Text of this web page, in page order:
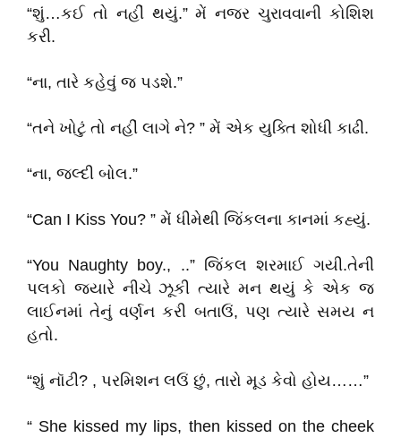
“શું…કઈ તો નહીં થયું.” મેં નજર ચુરાવવાની કોશિશ
કરી.
“ના, તારે કહેવું જ પડશે.”
“તને ખોટું તો નહીં લાગે ને? ” મેં એક યુક્તિ શોધી કાઢી.
“ના, જલ્દી બોલ.”
“Can I Kiss You? ” મેં ધીમેથી જિંકલના કાનમાં કહ્યું.
“You Naughty boy., ..” જિંકલ શરમાઈ ગયી.તેની
પલકો જયારે નીચે ઝૂકી ત્યારે મન થયું કે એક જ
લાઈનમાં તેનું વર્ણન કરી બતાઉં, પણ ત્યારે સમય ન
હતો.
“શું નૉટી? , પરમિશન લઉં છું, તારો મૂડ કેવો હોય……”
“ She kissed my lips, then kissed on the cheek